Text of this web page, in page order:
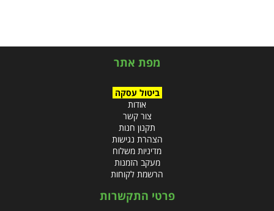
מפת אתר
ביטול עסקה
אודות
צור קשר
תקנון חנות
הצהרת נגישות
מדיניות משלוח
מעקב הזמנות
הרשמת לקוחות
פרטי התקשרות